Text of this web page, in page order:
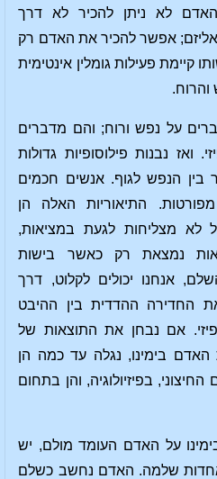
לא ניתן להכיר לא דרך
אפשר להכיר את האדם רק
קיימת פעילות גומלין אינטימית
והרוח.
על נפש ורוח; והם מדברים
ואז נבנות פילוסופיות גדולות
הנפש לגוף. אנשים חכמים
התיאוריות האלה הן
לא מצליחות לגעת במציאות,
נמצאת רק כאשר בישות
אנחנו יכולים לקלוט, דרך
החדירה ההדדית בין ההיבט
פיזי. אם נבחן את התוצאות של
בימינו, נגלה עד כמה הן
בפיזיולוגיה, והן בתחום
על האדם העומד מולם, יש
שלמה. האדם נחשב כשלם